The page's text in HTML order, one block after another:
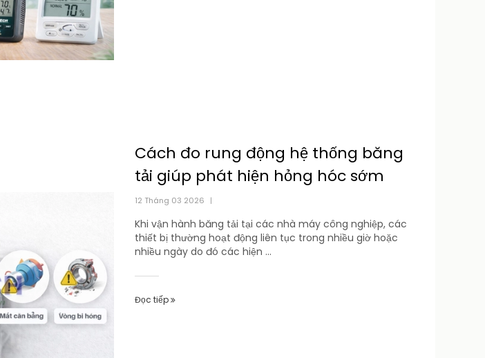
Cách đo rung động hệ thống băng
tải giúp phát hiện hỏng hóc sớm
12 Tháng 03 2026 |
Khi vận hành băng tải tại các nhà máy công nghiệp, các
thiết bị thường hoạt động liên tục trong nhiều giờ hoặc
nhiều ngày do đó các hiện ...
Đọc tiếp